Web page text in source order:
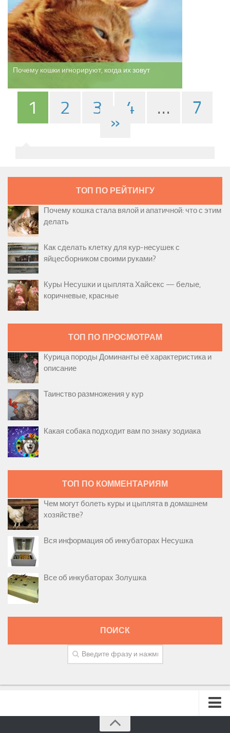
Почему кошки игнорируют, когда их зовут
1 2 3 4 … 7
»
ТОП ПО РЕЙТИНГУ
Почему кошка стала вялой и апатичной: что с этим
делать
Как сделать клетку для кур-несушек с
яйцесборником своими руками?
Куры Несушки и цыплята Хайсекс — белые,
коричневые, красные
ТОП ПО ПРОСМОТРАМ
Курица породы Доминанты её характеристика и
описание
Таинство размножения у кур
Какая собака подходит вам по знаку зодиака
ТОП ПО КОММЕНТАРИЯМ
Чем могут болеть куры и цыплята в домашнем
хозяйстве?
Вся информация об инкубаторах Несушка
Все об инкубаторах Золушка
ПОИСК